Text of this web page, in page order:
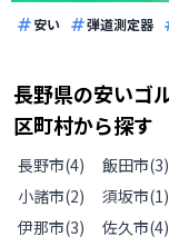
安い 弾道測定器
長野県の安いゴ
区町村から探す
長野市(4) 飯田市(3)
小諸市(2) 須坂市(1)
伊那市(3) 佐久市(4)